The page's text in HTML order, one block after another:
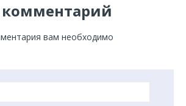
комментарий
вам необходимо